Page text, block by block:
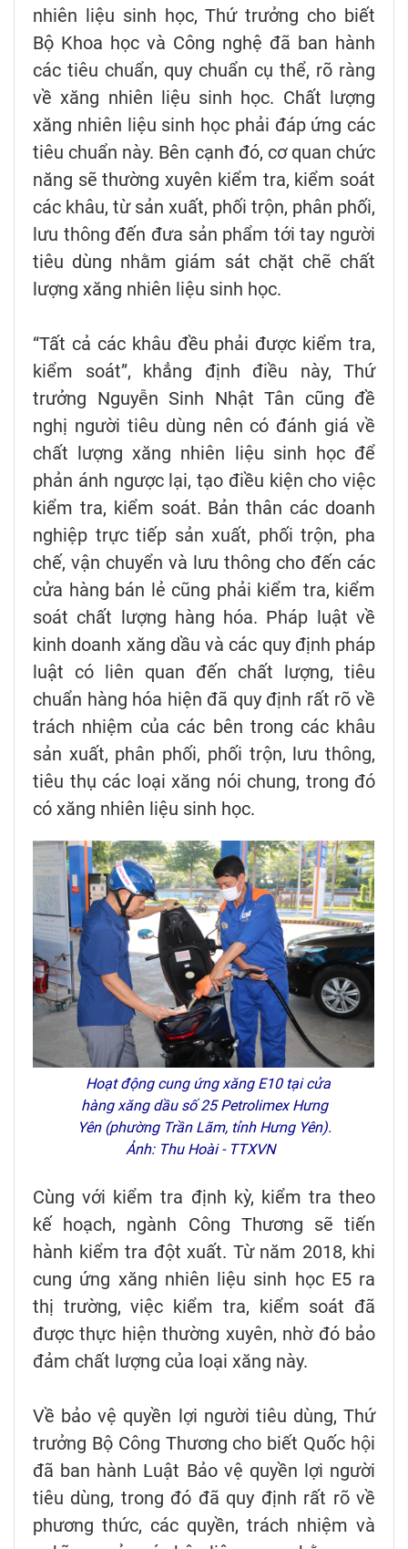
nhiên liệu sinh học, Thứ trưởng cho biết
Bộ Khoa học và Công nghệ đã ban hành
các tiêu chuẩn, quy chuẩn cụ thể, rõ ràng
về xăng nhiên liệu sinh học. Chất lượng
xăng nhiên liệu sinh học phải đáp ứng các
tiêu chuẩn này. Bên cạnh đó, cơ quan chức
năng sẽ thường xuyên kiểm tra, kiểm soát
các khâu, từ sản xuất, phối trộn, phân phối,
lưu thông đến đưa sản phẩm tới tay người
tiêu dùng nhằm giám sát chặt chẽ chất
lượng xăng nhiên liệu sinh học.
“Tất cả các khâu đều phải được kiểm tra,
kiểm soát”, khẳng định điều này, Thứ
trưởng Nguyễn Sinh Nhật Tân cũng đề
nghị người tiêu dùng nên có đánh giá về
chất lượng xăng nhiên liệu sinh học để
phản ánh ngược lại, tạo điều kiện cho việc
kiểm tra, kiểm soát. Bản thân các doanh
nghiệp trực tiếp sản xuất, phối trộn, pha
chế, vận chuyển và lưu thông cho đến các
cửa hàng bán lẻ cũng phải kiểm tra, kiểm
soát chất lượng hàng hóa. Pháp luật về
kinh doanh xăng dầu và các quy định pháp
luật có liên quan đến chất lượng, tiêu
chuẩn hàng hóa hiện đã quy định rất rõ về
trách nhiệm của các bên trong các khâu
sản xuất, phân phối, phối trộn, lưu thông,
tiêu thụ các loại xăng nói chung, trong đó
có xăng nhiên liệu sinh học.
Hoạt động cung ứng xăng E10 tại cửa
hàng xăng dầu số 25 Petrolimex Hưng
Yên (phường Trần Lãm, tỉnh Hưng Yên).
Ảnh: Thu Hoài - TTXVN
Cùng với kiểm tra định kỳ, kiểm tra theo
kế hoạch, ngành Công Thương sẽ tiến
hành kiểm tra đột xuất. Từ năm 2018, khi
cung ứng xăng nhiên liệu sinh học E5 ra
thị trường, việc kiểm tra, kiểm soát đã
được thực hiện thường xuyên, nhờ đó bảo
đảm chất lượng của loại xăng này.
Về bảo vệ quyền lợi người tiêu dùng, Thứ
trưởng Bộ Công Thương cho biết Quốc hội
đã ban hành Luật Bảo vệ quyền lợi người
tiêu dùng, trong đó đã quy định rất rõ về
phương thức, các quyền, trách nhiệm và